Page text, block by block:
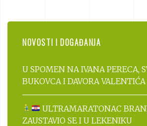
NOVOSTI I DOGAĐANJA
U SPOMEN NA IVANA PERECA,
BUKOVCA I DAVORA VALENTIĆA
ULTRAMARATONAC
ZAUSTAVIO SE I U LEKENIKU